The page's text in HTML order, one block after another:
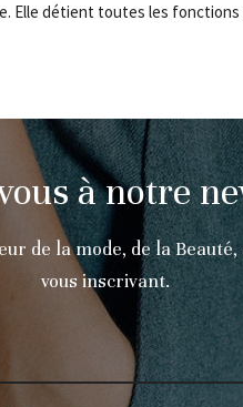
Elle détient toutes les
à notre
de la mode, de la
vous inscrivant.